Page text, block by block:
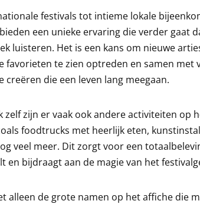
festivals tot intieme lokale
een unieke ervaring die verder gaat
luisteren. Het is een kans om nieuwe
favorieten te zien optreden en samen met
creëren die een leven lang meegaan.
zelf zijn er vaak ook andere activiteiten op
foodtrucks met heerlijk eten,
veel meer. Dit zorgt voor een
en bijdraagt aan de magie van het
alleen de grote namen op het affiche die